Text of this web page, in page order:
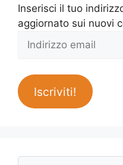
Inserisci il tuo
aggiornato sui nuovi
Indirizzo
Iscriviti!